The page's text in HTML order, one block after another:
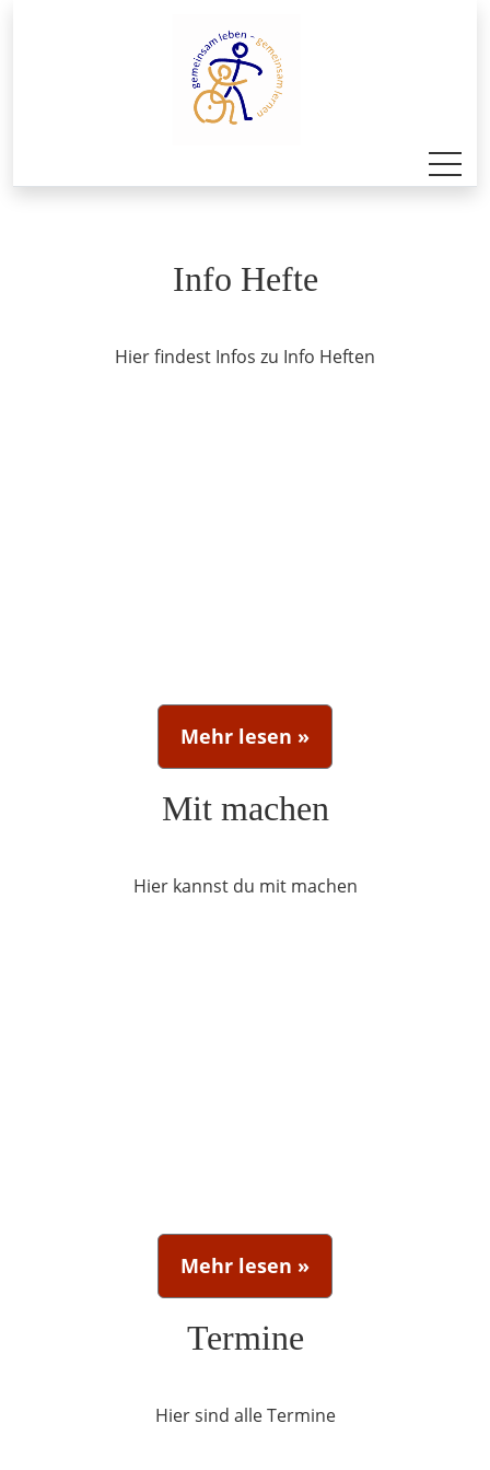
Info Hefte
Hier findest Infos zu Info Heften
Mehr lesen »
Mit machen
Hier kannst du mit machen
Mehr lesen »
Termine
Hier sind alle Termine